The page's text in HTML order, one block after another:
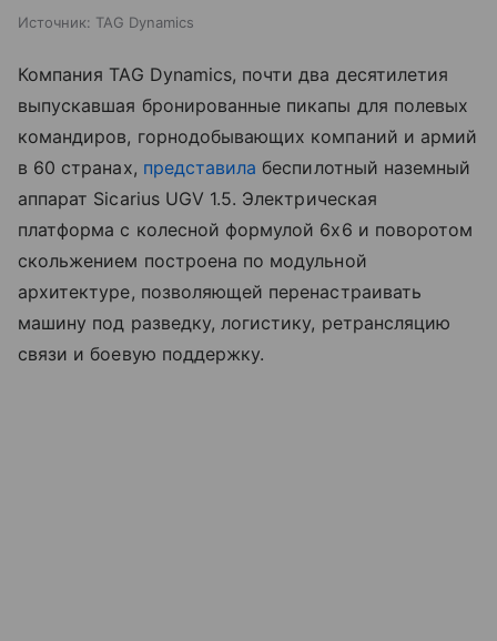
Источник: TAG Dynamics
Компания TAG Dynamics, почти два десятилетия
выпускавшая бронированные пикапы для полевых
командиров, горнодобывающих компаний и армий
в 60 странах, представила беспилотный наземный
аппарат Sicarius UGV 1.5. Электрическая
платформа с колесной формулой 6x6 и поворотом
скольжением построена по модульной
архитектуре, позволяющей перенастраивать
машину под разведку, логистику, ретрансляцию
связи и боевую поддержку.